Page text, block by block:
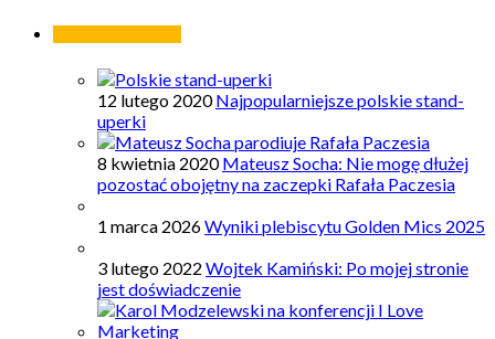
12 lutego 2020 Najpopularniejsze polskie stand-
uperki
8 kwietnia 2020 Mateusz Socha: Nie mogę dłużej
pozostać obojętny na zaczepki Rafała Paczesia
1 marca 2026Wyniki plebiscytu Golden Mics 2025
3 lutego 2022 Wojtek Kamiński: Po mojej stronie
jest doświadczenie